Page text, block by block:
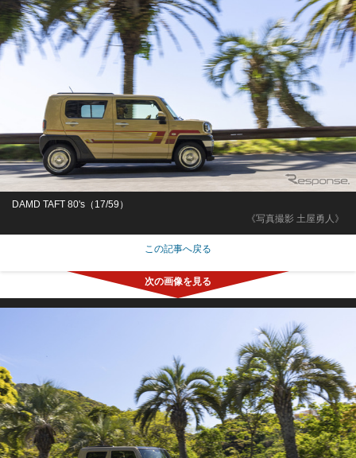
《写真撮影 土屋勇人》
DAMD TAFT 80's（17/59）
この記事へ戻る